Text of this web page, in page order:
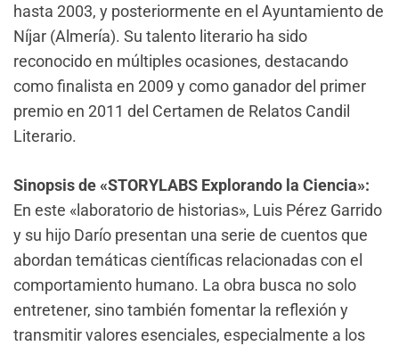
hasta 2003, y posteriormente en el Ayuntamiento de
Níjar (Almería). Su talento literario ha sido
reconocido en múltiples ocasiones, destacando
como finalista en 2009 y como ganador del primer
premio en 2011 del Certamen de Relatos Candil
Literario.
Sinopsis de «STORYLABS Explorando la Ciencia»:
En este «laboratorio de historias», Luis Pérez Garrido
y su hijo Darío presentan una serie de cuentos que
abordan temáticas científicas relacionadas con el
comportamiento humano. La obra busca no solo
entretener, sino también fomentar la reflexión y
transmitir valores esenciales, especialmente a los